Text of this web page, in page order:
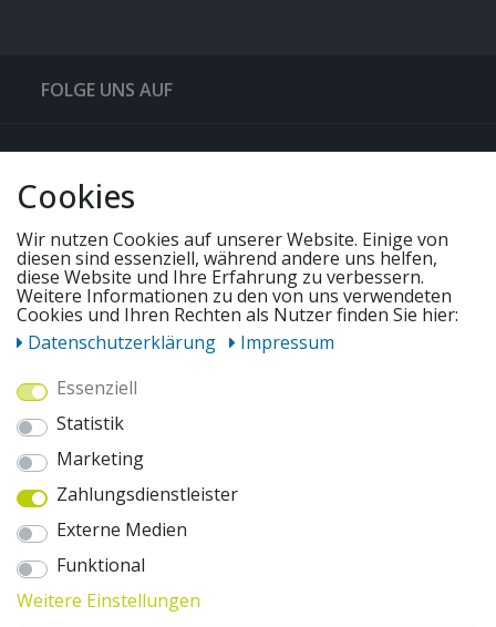
FOLGE UNS AUF
QUICKLINKS & TIPPS
UNSERE ANGEBOTE
WIR VERSENDEN MIT
AUSZEICHNUNGEN & SICHERHEIT
© 2026 pentagonsports.de
Pentagon Sports GmbH & Co. KG
Daten­schutz­erklärung
Cookies
Wir nutzen Cookies auf unserer Website. Einige von
diesen sind essenziell, während andere uns helfen,
diese Website und Ihre Erfahrung zu verbessern.
Weitere Informationen zu den von uns verwendeten
Cookies und Ihren Rechten als Nutzer finden Sie hier:
Daten­schutz­erklärung
Impressum
Essenziell
Statistik
Marketing
Zahlungsdienstleister
Externe Medien
Funktional
Weitere Einstellungen